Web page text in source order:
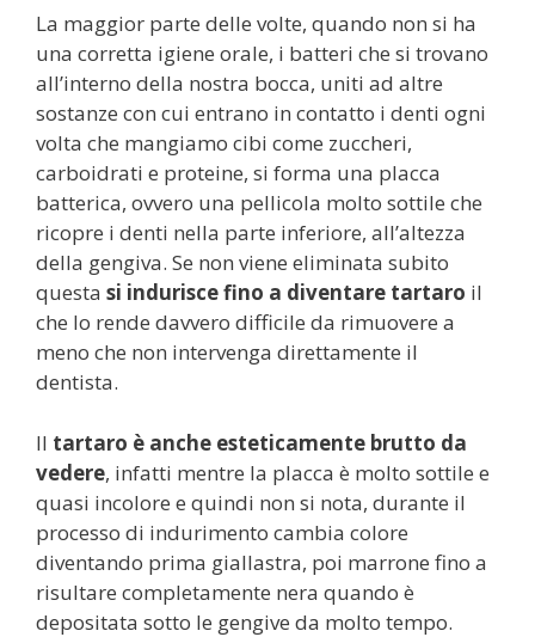
La maggior parte delle volte, quando non si ha
una corretta igiene orale, i batteri che si trovano
all’interno della nostra bocca, uniti ad altre
sostanze con cui entrano in contatto i denti ogni
volta che mangiamo cibi come zuccheri,
carboidrati e proteine, si forma una placca
batterica, ovvero una pellicola molto sottile che
ricopre i denti nella parte inferiore, all’altezza
della gengiva. Se non viene eliminata subito
questa si indurisce fino a diventare tartaro il
che lo rende davvero difficile da rimuovere a
meno che non intervenga direttamente il
dentista.
Il tartaro è anche esteticamente brutto da
vedere, infatti mentre la placca è molto sottile e
quasi incolore e quindi non si nota, durante il
processo di indurimento cambia colore
diventando prima giallastra, poi marrone fino a
risultare completamente nera quando è
depositata sotto le gengive da molto tempo.